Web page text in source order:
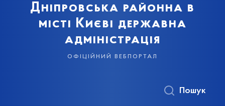
Дніпровська районна в
місті Києві державна
адміністрація
офіційний вебпортал
Пошук